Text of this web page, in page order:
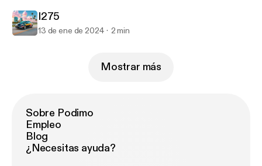
I275
13 de ene de 2024 2 min
Mostrar más
Sobre Podimo
Empleo
Blog
¿Necesitas ayuda?